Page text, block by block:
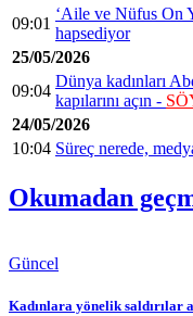
09:01
‘Aile ve Nüfus On
hapsediyor
25/05/2026
09:04
Dünya kadınları
kapılarını açın -
24/05/2026
10:04 Süreç nerede,
Okumadan
Güncel
Kadınlara yönelik saldırılar